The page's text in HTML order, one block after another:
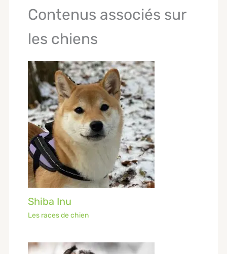
Contenus associés sur
les chiens
Shiba Inu
Les races de chien